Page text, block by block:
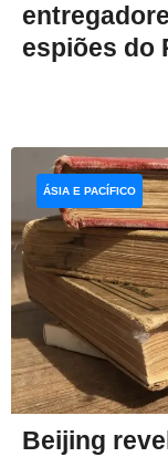
espiões do
Beijing
ÁSIA E PACÍFICO